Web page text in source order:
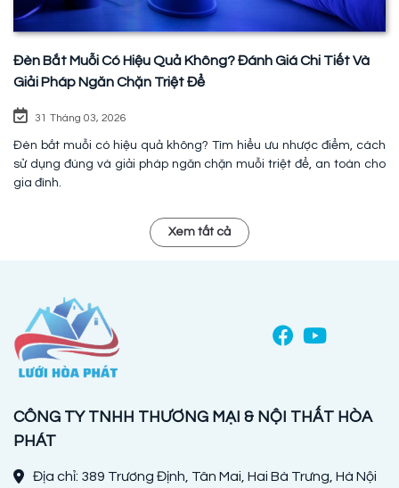
Đèn Bắt Muỗi Có Hiệu Quả Không? Đánh Giá Chi Tiết Và
Giải Pháp Ngăn Chặn Triệt Để
31 Tháng 03, 2026
Đèn bắt muỗi có hiệu quả không? Tìm hiểu ưu nhược điểm, cách
sử dụng đúng và giải pháp ngăn chặn muỗi triệt để, an toàn cho
gia đình.
Xem tất cả
CÔNG TY TNHH THƯƠNG MẠI & NỘI THẤT HÒA
PHÁT
Địa chỉ: 389 Trương Định, Tân Mai, Hai Bà Trưng, Hà Nội